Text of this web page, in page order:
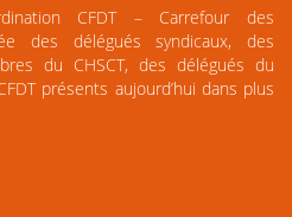
CFDT – Carrefour des
des délégués syndicaux, des
du CHSCT, des délégués du
présents aujourd’hui dans plus